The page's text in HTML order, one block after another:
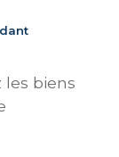
les biens